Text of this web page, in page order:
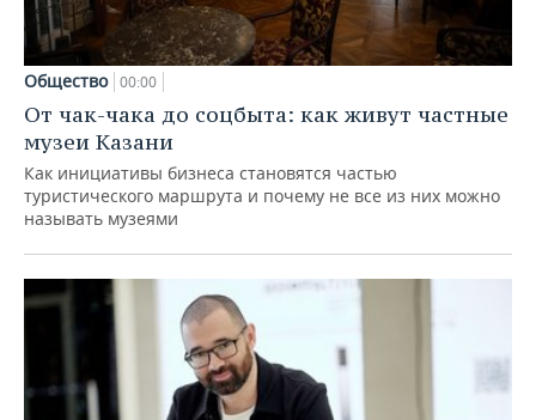
Общество 00:00
От чак-чака до соцбыта: как живут частные
музеи Казани
Как инициативы бизнеса становятся частью
туристического маршрута и почему не все из них можно
называть музеями